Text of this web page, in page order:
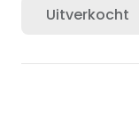
Uitverkocht